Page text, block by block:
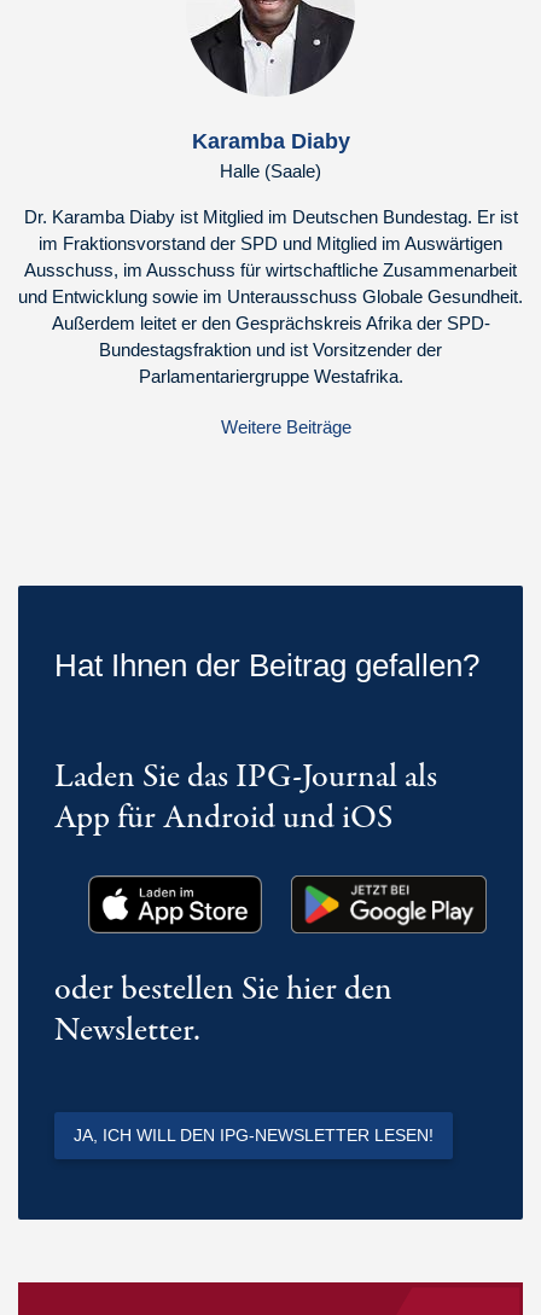
Karamba Diaby
Halle (Saale)
Dr. Karamba Diaby ist Mitglied im Deutschen Bundestag. Er ist
im Fraktionsvorstand der SPD und Mitglied im Auswärtigen
Ausschuss, im Ausschuss für wirtschaftliche Zusammenarbeit
und Entwicklung sowie im Unterausschuss Globale Gesundheit.
Außerdem leitet er den Gesprächskreis Afrika der SPD-
Bundestagsfraktion und ist Vorsitzender der
Parlamentariergruppe Westafrika.
Weitere Beiträge
Hat Ihnen der Beitrag gefallen?
Laden Sie das IPG-Journal als
App für Android und iOS
oder bestellen Sie hier den
Newsletter.
JA, ICH WILL DEN IPG-NEWSLETTER LESEN!